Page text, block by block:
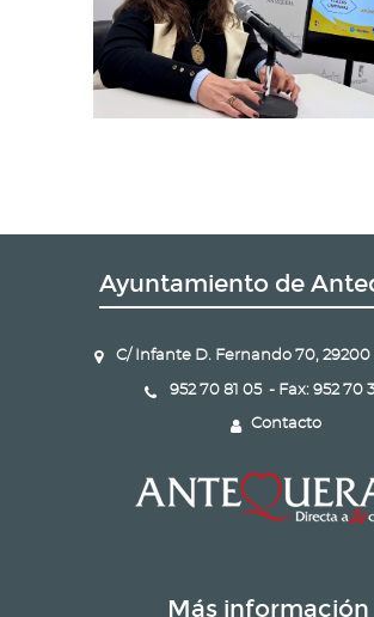
Ayuntamiento de
C/ Infante D. Fernando 70,
952 70 81 05 - Fax: 952 70
Contacto
Más información